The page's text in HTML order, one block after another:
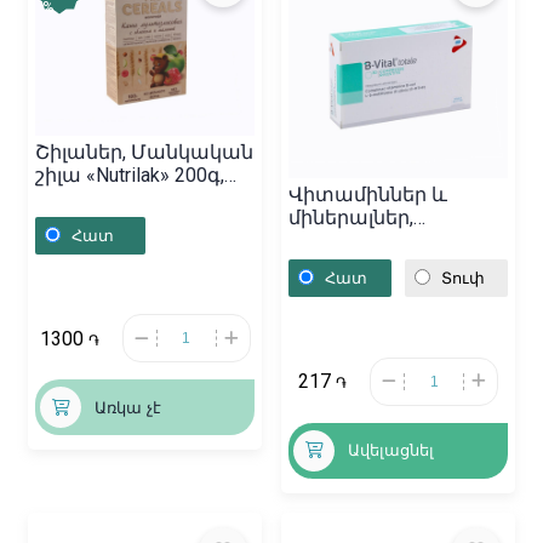
%
Շիլաներ, Մանկական
շիլա «Nutrilak» 200գ,
Հատ
1300 ֏
Առկա չէ
Վիտամիններ և
միներալներ,
Totale, Միլան
Հատ Տուփ
217 ֏
Ավելացնել